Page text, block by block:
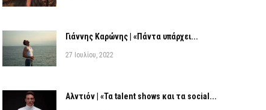
Γιάννης Καρώνης | «Πάντα υπάρχει...
27 Ιουλίου, 2022
Αλντιόν | «Τα talent shows και τα social...